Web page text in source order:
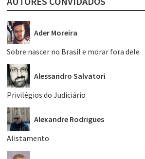
Ader Moreira
Sobre nascer no Brasil e morar fora dele
Alessandro Salvatori
Privilégios do Judiciário
Alexandre Rodrigues
Alistamento